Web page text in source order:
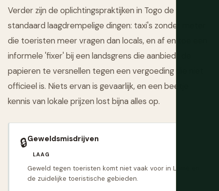
Verder zijn de oplichtingspraktijken in Togo de
standaard laagdrempelige dingen: taxi's zonder meter
die toeristen meer vragen dan locals, en af en toe een
informele 'fixer' bij een landsgrens die aanbiedt de
papieren te versnellen tegen een vergoeding die niet
officieel is. Niets ervan is gevaarlijk, en een beetje
kennis van lokale prijzen lost bijna alles op.
🔒Geweldsmisdrijven
LAAG
Geweld tegen toeristen komt niet vaak voor in Lomé en
de zuidelijke toeristische gebieden.